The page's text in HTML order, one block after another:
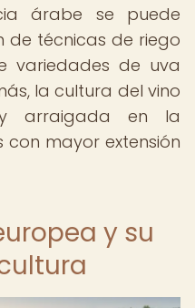
árabe se puede
de técnicas de riego
variedades de uva
la cultura del vino
arraigada en la
mayor extensión
y su